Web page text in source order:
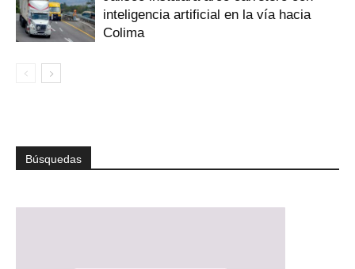
inteligencia artificial en la vía hacia
Colima
Búsquedas